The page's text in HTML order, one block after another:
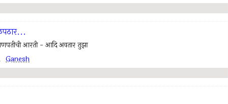
आरती - आदि अवतार तुझा
Ganesh